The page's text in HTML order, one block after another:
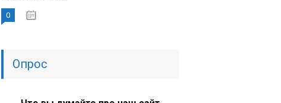
0
Опрос